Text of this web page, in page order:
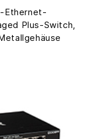
Ethernet-
Plus-Switch,